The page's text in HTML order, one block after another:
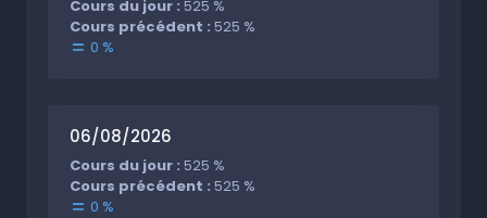
Cours du jour : 525 %
Cours précédent : 525 %
0 %
06/08/2026
Cours du jour : 525 %
Cours précédent : 525 %
0 %